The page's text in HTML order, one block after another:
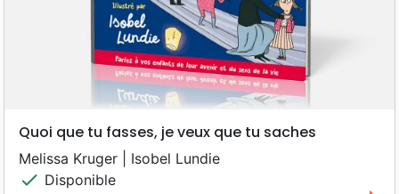
Quoi que tu fasses, je veux que tu saches
Melissa Kruger | Isobel Lundie
check Disponible